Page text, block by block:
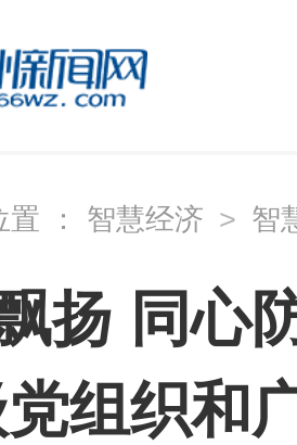
： 智慧经济 > 智
扬 同心
组织和